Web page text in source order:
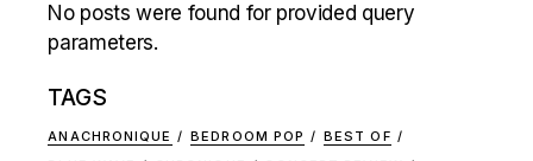
No posts were found for provided query
parameters.
TAGS
ANACHRONIQUE BEDROOM POP
BEST OF